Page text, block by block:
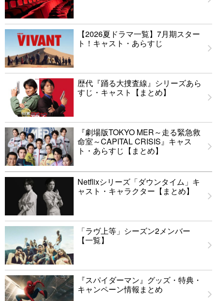
【2026夏ドラマ一覧】7月期スター
ト！キャスト・あらすじ
歴代『踊る大捜査線』シリーズあら
すじ・キャスト【まとめ】
『劇場版TOKYO MER～走る緊急救
命室～CAPITAL CRISIS』キャス
ト・あらすじ【まとめ】
Netflixシリーズ「ダウンタイム」キ
ャスト・キャラクター【まとめ】
「ラヴ上等」シーズン2メンバー
【一覧】
『スパイダーマン』グッズ・特典・
キャンペーン情報まとめ